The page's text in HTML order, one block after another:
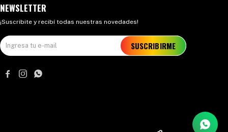
NEWSLETTER
¡Suscribite y recibí todas nuestras novedades!
SUSCRIBIRME
  